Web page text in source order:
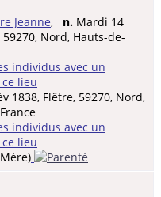
Jeanne, n. Mardi 14
Nord, Hauts-de-
1838, Flêtre, 59270, Nord,